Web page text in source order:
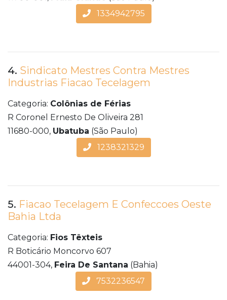
1334942795
4. Sindicato Mestres Contra Mestres
Industrias Fiacao Tecelagem
Categoria: Colônias de Férias
R Coronel Ernesto De Oliveira 281
11680-000, Ubatuba (São Paulo)
1238321329
5. Fiacao Tecelagem E Confeccoes Oeste
Bahia Ltda
Categoria: Fios Têxteis
R Boticário Moncorvo 607
44001-304, Feira De Santana (Bahia)
7532236547